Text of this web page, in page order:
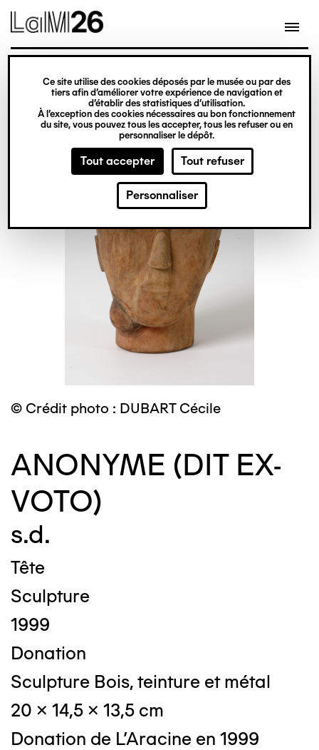
Gestion des cookies
Ce site utilise des cookies déposés par le musée ou par des
tiers afin d’améliorer votre expérience de navigation et
d’établir des statistiques d’utilisation.
À l’exception des cookies nécessaires au bon fonctionnement
du site, vous pouvez tous les accepter, tous les refuser ou en
personnaliser le dépôt.
Tout accepter Tout refuser
Personnaliser
contenu
© Crédit photo : DUBART Cécile
ANONYME (DIT EX-
VOTO)
s.d.
Tête
Sculpture
1999
Donation
Sculpture Bois, teinture et métal
20 x 14,5 x 13,5 cm
Donation de L'Aracine en 1999